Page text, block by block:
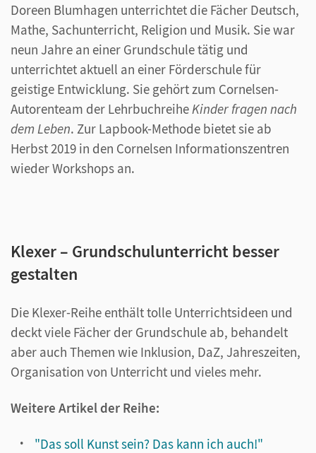
Doreen Blumhagen unterrichtet die Fächer Deutsch,
Mathe, Sachunterricht, Religion und Musik. Sie war
neun Jahre an einer Grundschule tätig und
unterrichtet aktuell an einer Förderschule für
geistige Entwicklung. Sie gehört zum Cornelsen-
Autorenteam der LehrbuchreiheKinder fragen nach
dem Leben. Zur Lapbook-Methode bietet sie ab
Herbst 2019 in den Cornelsen Informationszentren
wieder Workshops an.
Klexer – Grundschulunterricht besser
gestalten
Die Klexer-Reihe enthält tolle Unterrichtsideen und
deckt viele Fächer der Grundschule ab, behandelt
aber auch Themen wie Inklusion, DaZ, Jahreszeiten,
Organisation von Unterricht und vieles mehr.
Weitere Artikel der Reihe:
"Das soll Kunst sein? Das kann ich auch!"